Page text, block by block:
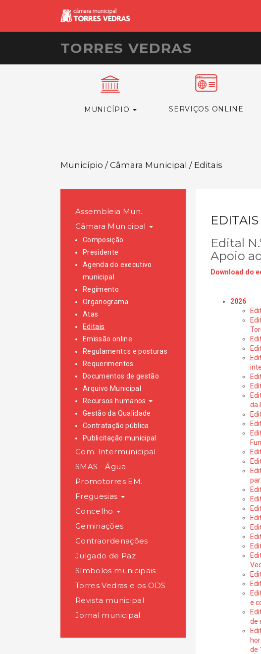
TORRES VEDRAS
MUNICÍPIO SERVIÇOS ONLINE
Município / Câmara Municipal / Editais
Assembleia Mun.
Câmara Municipal
Composição
Presidente
Agenda do executivo
municipal
Regimento
Organograma
Atas
Editais
Emissão online
Regulamentos e posturas
Requerimentos
Documentos de gestão
Arquivo Municipal
Recursos humanos
Gestão da Qualidade
Contratação pública
Publicitação municipal
Com. Intermunicipal
SMAS - Água
Promotorres EM.
Freguesias
Concelho
Geminações
Contraordenações
Julgado de Paz
Símbolos municipais
Torres Vedras e os ODS
Revista municipal
Jornal municipal
Edital
Apoio
Download do
2026
da
e
de
de